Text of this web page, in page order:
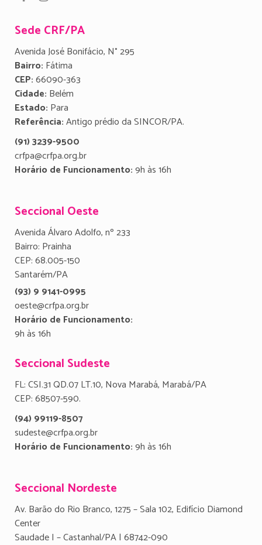
Sede CRF/PA
Avenida José Bonifácio, N° 295
Bairro: Fátima
CEP:66090-363
Cidade: Belém
Estado: Para
Referência:Antigo prédio da SINCOR/PA.
(91) 3239-9500
crfpa@crfpa.org.br
Horário de Funcionamento:9h às 16h
Seccional Oeste
Avenida Álvaro Adolfo, nº 233
Bairro: Prainha
CEP: 68.005-150
Santarém/PA
(93) 9 9141-0995
oeste@crfpa.org.br
Horário de Funcionamento:
9h às 16h
Seccional Sudeste
FL: CSI.31 QD.07 LT.10, Nova Marabá, Marabá/PA
CEP: 68507-590.
(94) 99119-8507
sudeste@crfpa.org.br
Horário de Funcionamento:9h às 16h
Seccional Nordeste
Av. Barão do Rio Branco, 1275 – Sala 102, Edifício Diamond
Center
Saudade I – Castanhal/PA | 68742-090